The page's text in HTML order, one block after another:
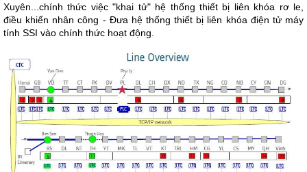
Xuyên...chính thức việc "khai tử" hệ thống thiết bị liên khóa rơ le,
điều khiển nhân công - Đưa hệ thống thiết bị liên khóa điện tử máy
tính SSI vào chính thức hoạt động.